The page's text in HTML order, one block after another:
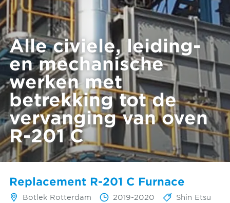
Alle civiele, leiding-
en mechanische
werken met
betrekking tot de
vervanging van oven
R-201 C
Replacement R-201 C Furnace
Botlek Rotterdam 2019-2020
Shin Etsu